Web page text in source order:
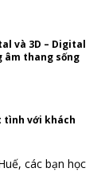
và 3D – Digital
thang sống
tình với khách
các bạn học